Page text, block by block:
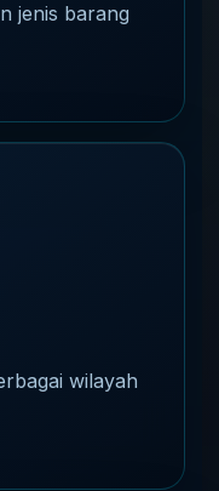
jenis barang
wilayah